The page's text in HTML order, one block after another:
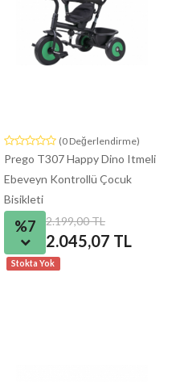
(0 Değerlendirme)
Prego T307 Happy Dino Itmeli
Ebeveyn Kontrollü Çocuk
Bisikleti
%7 2.199,00 TL
2.045,07 TL
Stokta Yok